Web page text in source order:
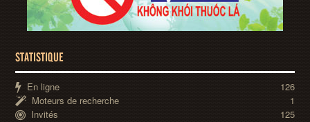
STATISTIQUE
En ligne
126
Moteurs de recherche
1
Invités
125